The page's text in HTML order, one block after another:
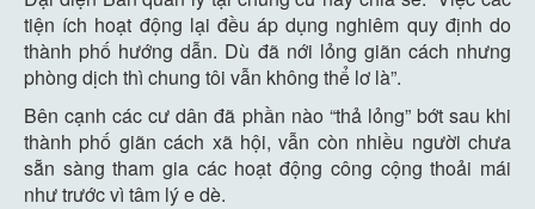
tiện ích hoạt động lại đều áp dụng nghiêm quy định do
thành phố hướng dẫn. Dù đã nới lỏng giãn cách nhưng
phòng dịch thì chung tôi vẫn không thể lơ là”.
Bên cạnh các cư dân đã phần nào “thả lỏng” bớt sau khi
thành phố giãn cách xã hội, vẫn còn nhiều người chưa
sẵn sàng tham gia các hoạt động công cộng thoải mái
như trước vì tâm lý e dè.